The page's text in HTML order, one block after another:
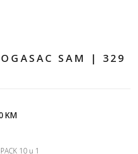
SAM | 329
KM
10 u 1